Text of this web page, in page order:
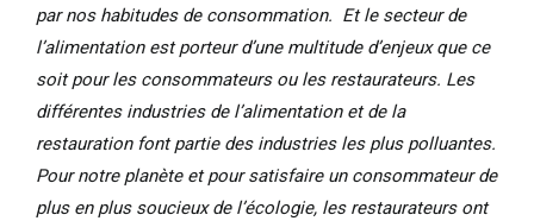
par nos habitudes de consommation. Et le secteur de
l’alimentation est porteur d’une multitude d’enjeux que ce
soit pour les consommateurs ou les restaurateurs. Les
différentes industries de l’alimentation et de la
restauration font partie des industries les plus polluantes.
Pour notre planète et pour satisfaire un consommateur de
plus en plus soucieux de l’écologie, les restaurateurs ont